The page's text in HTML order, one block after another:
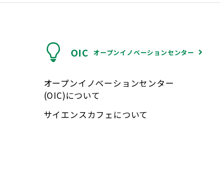
OIC オープンイノベーションセンター
オープンイノベーションセンター
(OIC)について
サイエンスカフェについて